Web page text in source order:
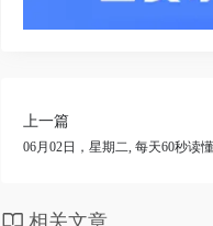
上一篇
06月02日，星期二, 每天60秒读
相关文章